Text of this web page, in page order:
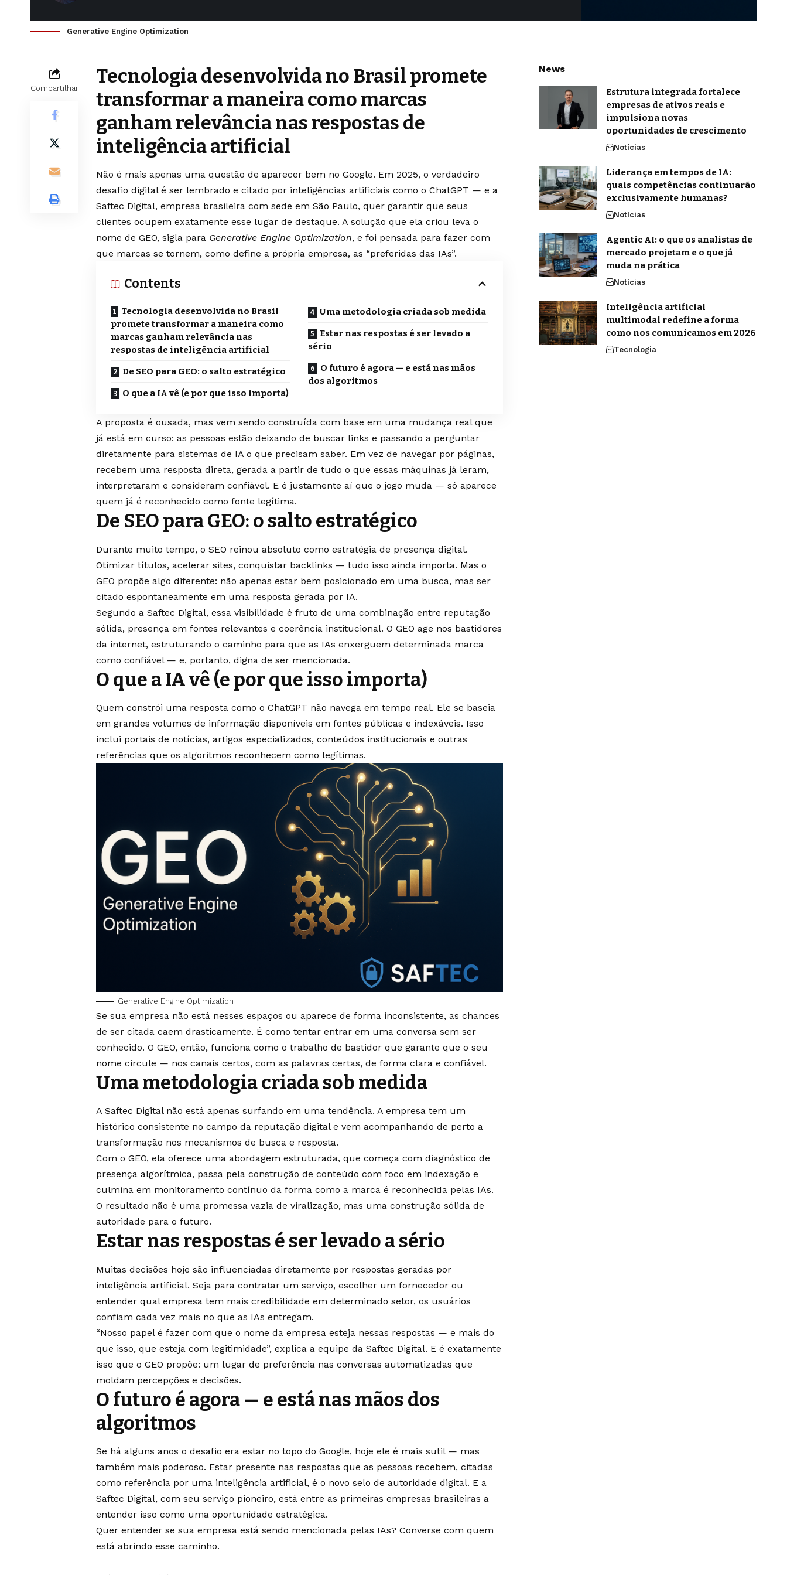
Generative Engine Optimization
Compartilhar
Tecnologia desenvolvida no Brasil promete
transformar a maneira como marcas
ganham relevância nas respostas de
inteligência artificial
Não é mais apenas uma questão de aparecer bem no Google. Em 2025, o verdadeiro
desafio digital é ser lembrado e citado por inteligências artificiais como o ChatGPT — e a
Saftec Digital, empresa brasileira com sede em São Paulo, quer garantir que seus
clientes ocupem exatamente esse lugar de destaque. A solução que ela criou leva o
nome de GEO, sigla para Generative Engine Optimization, e foi pensada para fazer com
que marcas se tornem, como define a própria empresa, as “preferidas das IAs”.
Contents
Tecnologia desenvolvida no Brasil
promete transformar a maneira como
marcas ganham relevância nas
respostas de inteligência artificial
De SEO para GEO: o salto estratégico
O que a IA vê (e por que isso importa)
Uma metodologia criada sob medida
Estar nas respostas é ser levado a
sério
O futuro é agora — e está nas mãos
dos algoritmos
A proposta é ousada, mas vem sendo construída com base em uma mudança real que
já está em curso: as pessoas estão deixando de buscar links e passando a perguntar
diretamente para sistemas de IA o que precisam saber. Em vez de navegar por páginas,
recebem uma resposta direta, gerada a partir de tudo o que essas máquinas já leram,
interpretaram e consideram confiável. E é justamente aí que o jogo muda — só aparece
quem já é reconhecido como fonte legítima.
De SEO para GEO: o salto estratégico
Durante muito tempo, o SEO reinou absoluto como estratégia de presença digital.
Otimizar títulos, acelerar sites, conquistar backlinks — tudo isso ainda importa. Mas o
GEO propõe algo diferente: não apenas estar bem posicionado em uma busca, mas ser
citado espontaneamente em uma resposta gerada por IA.
Segundo a Saftec Digital, essa visibilidade é fruto de uma combinação entre reputação
sólida, presença em fontes relevantes e coerência institucional. O GEO age nos bastidores
da internet, estruturando o caminho para que as IAs enxerguem determinada marca
como confiável — e, portanto, digna de ser mencionada.
O que a IA vê (e por que isso importa)
Quem constrói uma resposta como o ChatGPT não navega em tempo real. Ele se baseia
em grandes volumes de informação disponíveis em fontes públicas e indexáveis. Isso
inclui portais de notícias, artigos especializados, conteúdos institucionais e outras
referências que os algoritmos reconhecem como legítimas.
Generative Engine Optimization
Se sua empresa não está nesses espaços ou aparece de forma inconsistente, as chances
de ser citada caem drasticamente. É como tentar entrar em uma conversa sem ser
conhecido. O GEO, então, funciona como o trabalho de bastidor que garante que o seu
nome circule — nos canais certos, com as palavras certas, de forma clara e confiável.
Uma metodologia criada sob medida
A Saftec Digital não está apenas surfando em uma tendência. A empresa tem um
histórico consistente no campo da reputação digital e vem acompanhando de perto a
transformação nos mecanismos de busca e resposta.
Com o GEO, ela oferece uma abordagem estruturada, que começa com diagnóstico de
presença algorítmica, passa pela construção de conteúdo com foco em indexação e
culmina em monitoramento contínuo da forma como a marca é reconhecida pelas IAs.
O resultado não é uma promessa vazia de viralização, mas uma construção sólida de
autoridade para o futuro.
Estar nas respostas é ser levado a sério
Muitas decisões hoje são influenciadas diretamente por respostas geradas por
inteligência artificial. Seja para contratar um serviço, escolher um fornecedor ou
entender qual empresa tem mais credibilidade em determinado setor, os usuários
confiam cada vez mais no que as IAs entregam.
“Nosso papel é fazer com que o nome da empresa esteja nessas respostas — e mais do
que isso, que esteja com legitimidade”, explica a equipe da Saftec Digital. E é exatamente
isso que o GEO propõe: um lugar de preferência nas conversas automatizadas que
moldam percepções e decisões.
O futuro é agora — e está nas mãos dos
algoritmos
Se há alguns anos o desafio era estar no topo do Google, hoje ele é mais sutil — mas
também mais poderoso. Estar presente nas respostas que as pessoas recebem, citadas
como referência por uma inteligência artificial, é o novo selo de autoridade digital. E a
Saftec Digital, com seu serviço pioneiro, está entre as primeiras empresas brasileiras a
entender isso como uma oportunidade estratégica.
Quer entender se sua empresa está sendo mencionada pelas IAs? Converse com quem
está abrindo esse caminho.
News
Estrutura integrada fortalece
empresas de ativos reais e
impulsiona novas
oportunidades de crescimento
Notícias
Liderança em tempos de IA:
quais competências continuarão
exclusivamente humanas?
Notícias
Agentic AI: o que os analistas de
mercado projetam e o que já
muda na prática
Notícias
Inteligência artificial
multimodal redefine a forma
como nos comunicamos em 2026
Tecnologia